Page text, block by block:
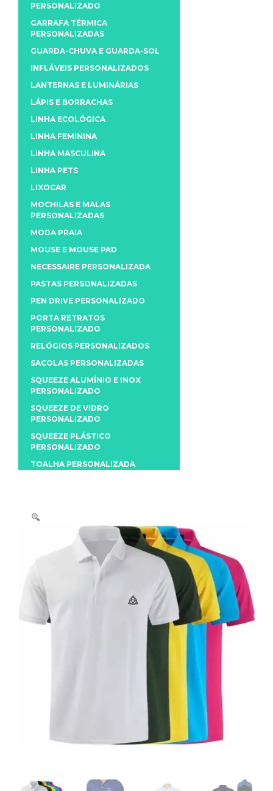
PERSONALIZADO
GARRAFA TÉRMICA
PERSONALIZADAS
GUARDA-CHUVA E GUARDA-SOL
INFLÁVEIS PERSONALIZADOS
LANTERNAS E LUMINÁRIAS
LÁPIS E BORRACHAS
LINHA ECOLÓGICA
LINHA FEMININA
LINHA MASCULINA
LINHA PETS
LIXOCAR
MOCHILAS E MALAS
PERSONALIZADAS
MODA PRAIA
MOUSE E MOUSE PAD
NECESSAIRE PERSONALIZADA
PASTAS PERSONALIZADAS
PEN DRIVE PERSONALIZADO
PORTA RETRATOS
PERSONALIZADO
RELÓGIOS PERSONALIZADOS
SACOLAS PERSONALIZADAS
SQUEEZE ALUMÍNIO E INOX
PERSONALIZADO
SQUEEZE DE VIDRO
PERSONALIZADO
SQUEEZE PLÁSTICO
PERSONALIZADO
TOALHA PERSONALIZADA